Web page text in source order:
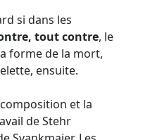
si dans les
tout contre, le
forme de la mort,
ensuite.
et la
de Stehr